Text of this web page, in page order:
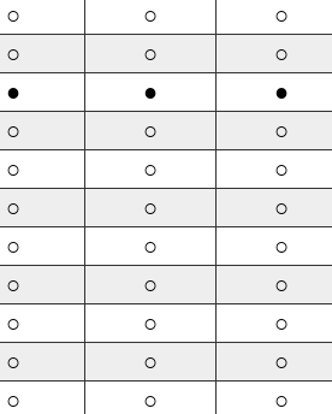
○ ○ ○
○ ○ ○
● ● ●
○ ○ ○
○ ○ ○
○ ○ ○
○ ○ ○
○ ○ ○
○ ○ ○
○ ○ ○
○ ○ ○